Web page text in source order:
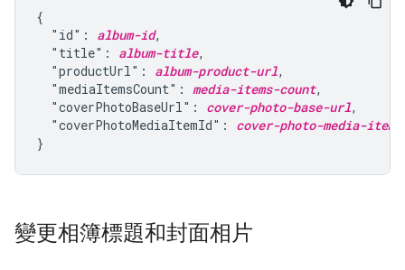
{
  "id":
album-id,
  "title":
album-title,
  "productUrl":
album-product-url,
  "mediaItemsCount":
media-items-count,
  "coverPhotoBaseUrl":
cover-photo-base-url,
  "coverPhotoMediaItemId":
cover-photo-media-
}
變更相簿標題和封面相片